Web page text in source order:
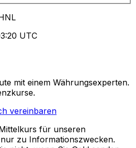
UTC
mit einem Währungsexperten.
vereinbaren
für unseren
zu Informationszwecken.